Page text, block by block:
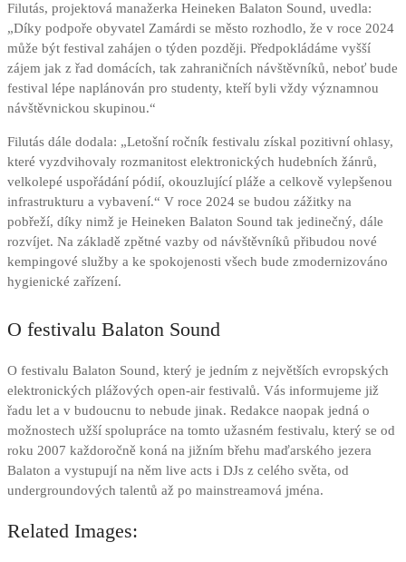
Filutás, projektová manažerka Heineken Balaton Sound, uvedla:
„Díky podpoře obyvatel Zamárdi se město rozhodlo, že v roce 2024
může být festival zahájen o týden později. Předpokládáme vyšší
zájem jak z řad domácích, tak zahraničních návštěvníků, neboť bude
festival lépe naplánován pro studenty, kteří byli vždy významnou
návštěvnickou skupinou.“
Filutás dále dodala: „Letošní ročník festivalu získal pozitivní ohlasy,
které vyzdvihovaly rozmanitost elektronických hudebních žánrů,
velkolepé uspořádání pódií, okouzlující pláže a celkově vylepšenou
infrastrukturu a vybavení.“ V roce 2024 se budou zážitky na
pobřeží, díky nimž je Heineken Balaton Sound tak jedinečný, dále
rozvíjet. Na základě zpětné vazby od návštěvníků přibudou nové
kempingové služby a ke spokojenosti všech bude zmodernizováno
hygienické zařízení.
O festivalu Balaton Sound
O festivalu Balaton Sound, který je jedním z největších evropských
elektronických plážových open-air festivalů. Vás informujeme již
řadu let a v budoucnu to nebude jinak. Redakce naopak jedná o
možnostech užší spolupráce na tomto užasném festivalu, který se od
roku 2007 každoročně koná na jižním břehu maďarského jezera
Balaton a vystupují na něm live acts i DJs z celého světa, od
undergroundových talentů až po mainstreamová jména.
Related Images: